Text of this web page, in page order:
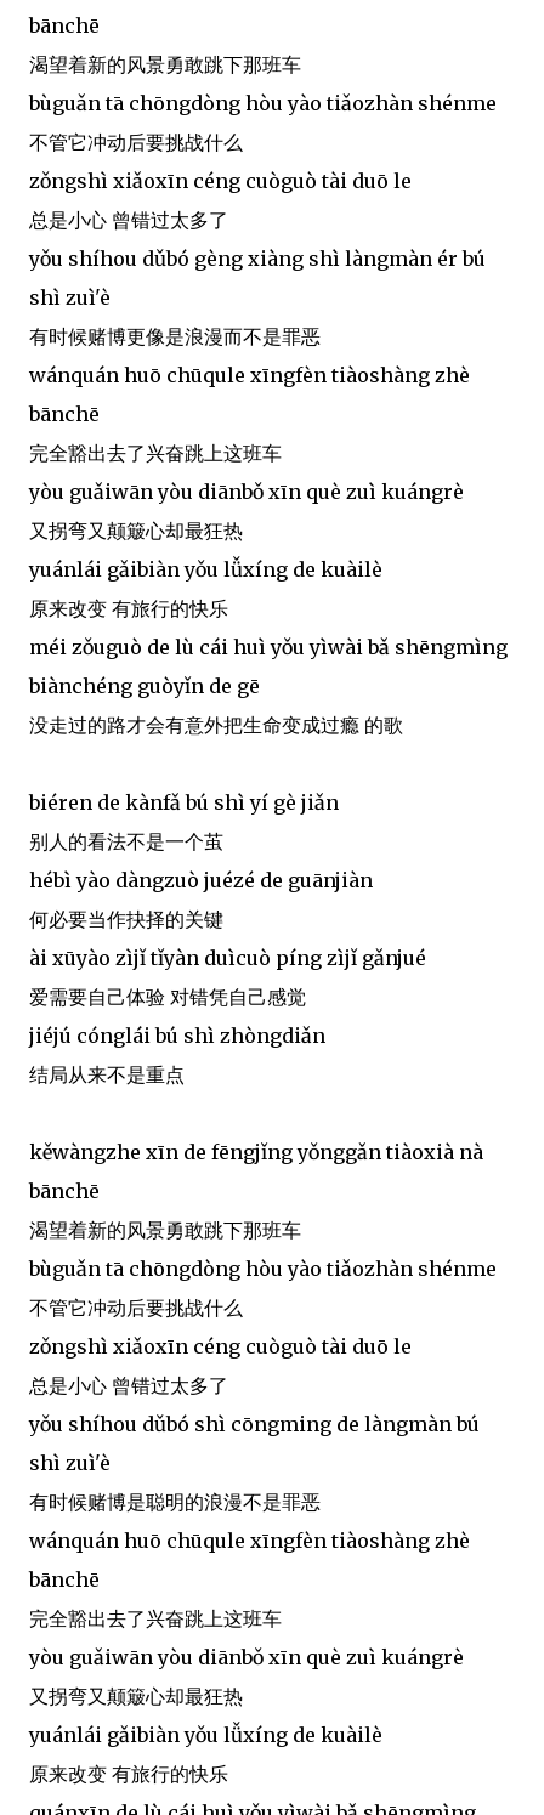
bānchē
渴望着新的风景勇敢跳下那班车
bùguǎn tā chōngdòng hòu yào tiǎozhàn shénme
不管它冲动后要挑战什么
zǒngshì xiǎoxīn céng cuòguò tài duō le
总是小心 曾错过太多了
yǒu shíhou dǔbó gèng xiàng shì làngmàn ér bú
shì zuì'è
有时候赌博更像是浪漫而不是罪恶
wánquán huō chūqule xīngfèn tiàoshàng zhè
bānchē
完全豁出去了兴奋跳上这班车
yòu guǎiwān yòu diānbǒ xīn què zuì kuángrè
又拐弯又颠簸心却最狂热
yuánlái gǎibiàn yǒu lǚxíng de kuàilè
原来改变 有旅行的快乐
méi zǒuguò de lù cái huì yǒu yìwài bǎ shēngmìng
biànchéng guòyǐn de gē
没走过的路才会有意外把生命变成过瘾 的歌
biéren de kànfǎ bú shì yí gè jiǎn
别人的看法不是一个茧
hébì yào dàngzuò juézé de guānjiàn
何必要当作抉择的关键
ài xūyào zìjǐ tǐyàn duìcuò píng zìjǐ gǎnjué
爱需要自己体验 对错凭自己感觉
jiéjú cónglái bú shì zhòngdiǎn
结局从来不是重点
kěwàngzhe xīn de fēngjǐng yǒnggǎn tiàoxià nà
bānchē
渴望着新的风景勇敢跳下那班车
bùguǎn tā chōngdòng hòu yào tiǎozhàn shénme
不管它冲动后要挑战什么
zǒngshì xiǎoxīn céng cuòguò tài duō le
总是小心 曾错过太多了
yǒu shíhou dǔbó shì cōngming de làngmàn bú
shì zuì'è
有时候赌博是聪明的浪漫不是罪恶
wánquán huō chūqule xīngfèn tiàoshàng zhè
bānchē
完全豁出去了兴奋跳上这班车
yòu guǎiwān yòu diānbǒ xīn què zuì kuángrè
又拐弯又颠簸心却最狂热
yuánlái gǎibiàn yǒu lǚxíng de kuàilè
原来改变 有旅行的快乐